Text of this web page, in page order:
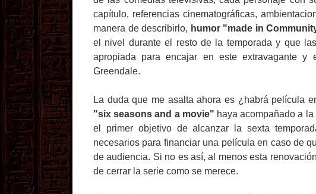
capítulo, referencias cinematográficas,
manera de describirlo, humor "made in
el nivel durante el resto de la temporada y que
apropiada para encajar en este extravagante y
Greendale.
La duda que me asalta ahora es ¿habrá película
"six seasons and a movie" haya acompañado a
el primer objetivo de alcanzar la sexta
necesarios para financiar una película en caso de
de audiencia. Si no es así, al menos esta
de cerrar la serie como se merece.